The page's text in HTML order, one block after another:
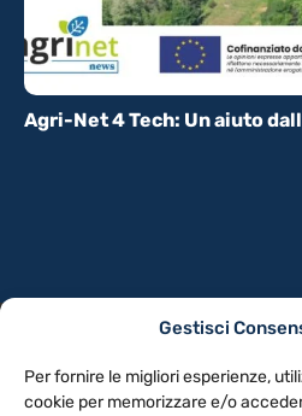
Gestisci
Per fornire le migliori esperienze,
cookie per memorizzare e/o
Agri-Net 4 Tech: Un aiuto
NOTE LEGALI